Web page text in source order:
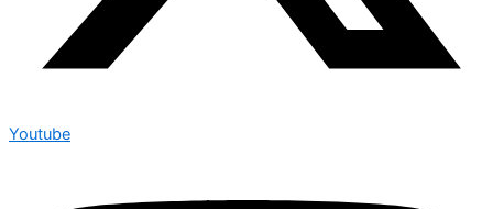
Youtube